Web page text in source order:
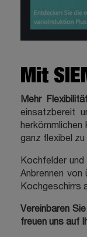
Mit
Mehr
einsatzbereit
ganz flexibel zu
Kochfelder
Anbrennen
Kochgeschirrs
Vereinbaren
freuen uns auf